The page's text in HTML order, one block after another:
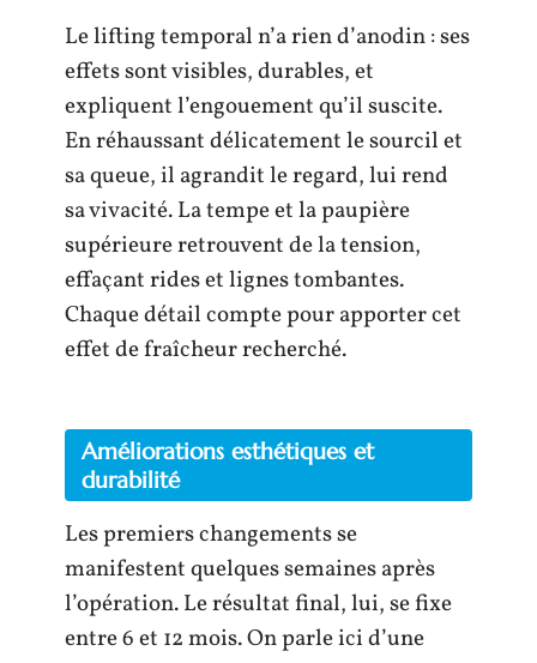
Le lifting temporal n’a rien d’anodin : ses
effets sont visibles, durables, et
expliquent l’engouement qu’il suscite.
En réhaussant délicatement le sourcil et
sa queue, il agrandit le regard, lui rend
sa vivacité. La tempe et la paupière
supérieure retrouvent de la tension,
effaçant rides et lignes tombantes.
Chaque détail compte pour apporter cet
effet de fraîcheur recherché.
Améliorations esthétiques et
durabilité
Les premiers changements se
manifestent quelques semaines après
l’opération. Le résultat final, lui, se fixe
entre 6 et 12 mois. On parle ici d’une